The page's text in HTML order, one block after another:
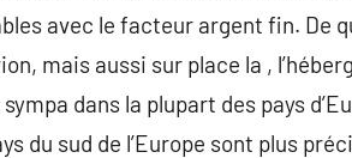
avec le facteur argent fin. De
mais aussi sur place la ,
dans la plupart des pays
du sud de l’Europe sont plus